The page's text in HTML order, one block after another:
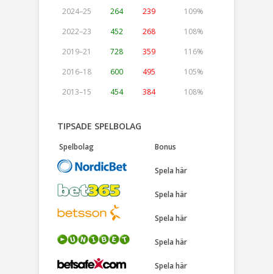
2024–25
264 239
109%
2022–23
452 268
108%
2019–21
728 359
116%
2016–18
600 495
105%
2013–15
454 384 108%
TIPSADE SPELBOLAG
Spelbolag Bonus
Spela här
Spela här
Spela här
Spela här
Spela här